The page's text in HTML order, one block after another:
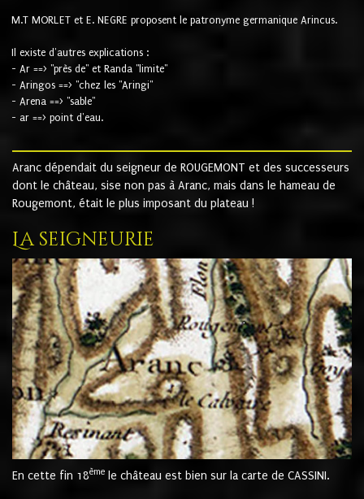
M.T MORLET et E. NEGRE proposent le patronyme germanique Arincus.
Il existe d'autres explications :
- Ar ==> "près de" et Randa "limite"
- Aringos ==> "chez les "Aringi"
- Arena ==> "sable"
- ar ==> point d'eau.
Aranc dépendait du seigneur de ROUGEMONT et des successeurs
dont le château, sise non pas à Aranc, mais dans le hameau de
Rougemont, était le plus imposant du plateau !
La seigneurie
En cette fin 18ème le château est bien sur la carte de CASSINI.